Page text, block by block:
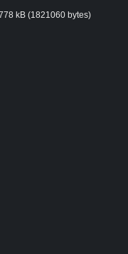
kB (1821060 bytes)